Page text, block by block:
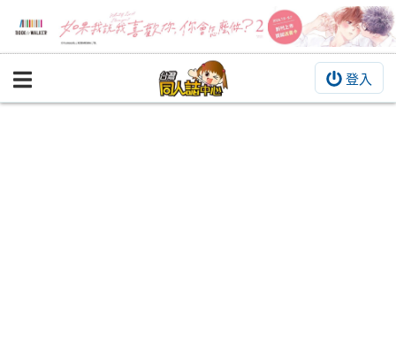
登入
BOOKY書集倉庫